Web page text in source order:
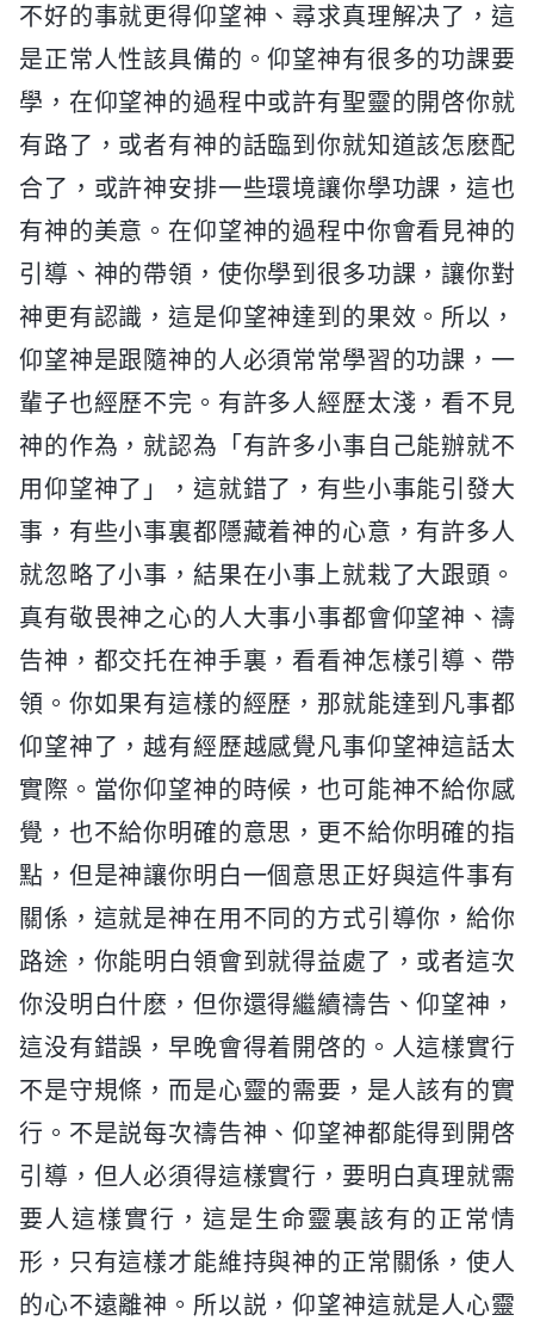
不好的事就更得仰望神、尋求真理解决了，這
是正常人性該具備的。仰望神有很多的功課要
學，在仰望神的過程中或許有聖靈的開啓你就
有路了，或者有神的話臨到你就知道該怎麽配
合了，或許神安排一些環境讓你學功課，這也
有神的美意。在仰望神的過程中你會看見神的
引導、神的帶領，使你學到很多功課，讓你對
神更有認識，這是仰望神達到的果效。所以，
仰望神是跟隨神的人必須常常學習的功課，一
輩子也經歷不完。有許多人經歷太淺，看不見
神的作為，就認為「有許多小事自己能辦就不
用仰望神了」，這就錯了，有些小事能引發大
事，有些小事裏都隱藏着神的心意，有許多人
就忽略了小事，結果在小事上就栽了大跟頭。
真有敬畏神之心的人大事小事都會仰望神、禱
告神，都交托在神手裏，看看神怎樣引導、帶
領。你如果有這樣的經歷，那就能達到凡事都
仰望神了，越有經歷越感覺凡事仰望神這話太
實際。當你仰望神的時候，也可能神不給你感
覺，也不給你明確的意思，更不給你明確的指
點，但是神讓你明白一個意思正好與這件事有
關係，這就是神在用不同的方式引導你，給你
路途，你能明白領會到就得益處了，或者這次
你没明白什麽，但你還得繼續禱告、仰望神，
這没有錯誤，早晚會得着開啓的。人這樣實行
不是守規條，而是心靈的需要，是人該有的實
行。不是説每次禱告神、仰望神都能得到開啓
引導，但人必須得這樣實行，要明白真理就需
要人這樣實行，這是生命靈裏該有的正常情
形，只有這樣才能維持與神的正常關係，使人
的心不遠離神。所以説，仰望神這就是人心靈